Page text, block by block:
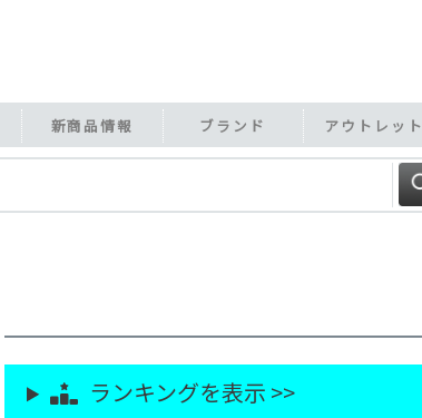
新商品情報 ブランド アウトレット
ランキングを表示 >>